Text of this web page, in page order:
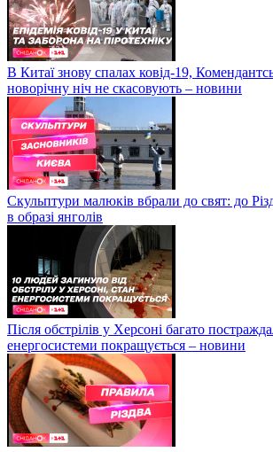
В Китаї знову спалах ковід-19,
новорічну ніч не скасовують – новини
Скульптури малюків вбрали до свят: до
в образі янголів
Після обстрілів у Херсоні багато
енергосистеми покращується – новини